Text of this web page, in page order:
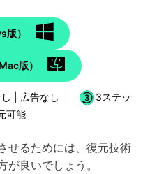
）
版）
し | 広告なし
3ステッ
可能
せるためには、復元技術
良いでしょう。